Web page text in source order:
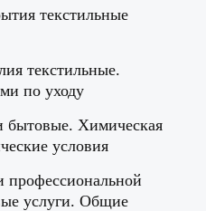
текстильные
текстильные.
по уходу
бытовые. Химическая
условия
услуги. Общие